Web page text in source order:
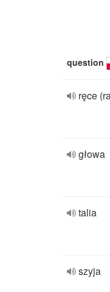
question
ręce
głowa
talia
szyja